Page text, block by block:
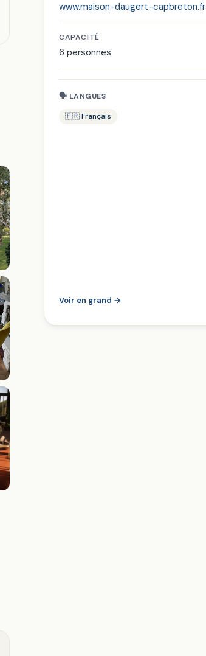
www.maison-daugert-capbreton.fr
CAPACITÉ
6 personnes
🗣 LANGUES
🇫🇷 Français
Voir en grand →